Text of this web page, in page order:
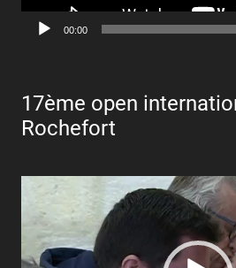
00:00
17ème open
Rochefort
Lecteur